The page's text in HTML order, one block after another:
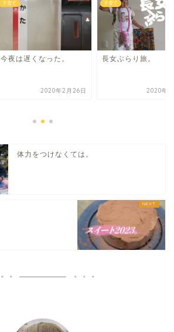
子育て
今夜は遅くなった。
2020年2月26日
子育て
長女ぶらり旅。
2020年8
体力をつけなくては。